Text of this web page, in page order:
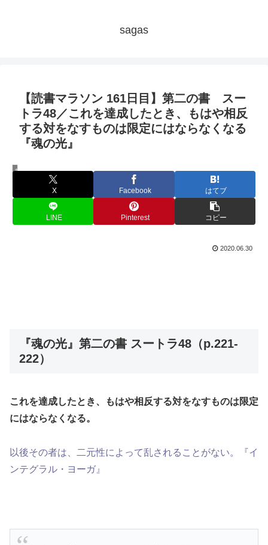
sagas
【読書マラソン 161日目】第二の書 スー
トラ48／これを達成したとき、もはや相反
する対をなすものは限定にはならなくなる
『魂の光』
毎日秘教本！アリス・ベイリー読書マラソン
X Facebook はてブ
LINE Pinterest コピー
2020.06.30
『魂の光』第二の書 スートラ48（p.221-
222）
これを達成したとき、もはや相反する対をなすものは限定
にはならなくなる。
以後その者は、二元性によって乱されることがない。『イ
ンテグラル・ヨーガ』